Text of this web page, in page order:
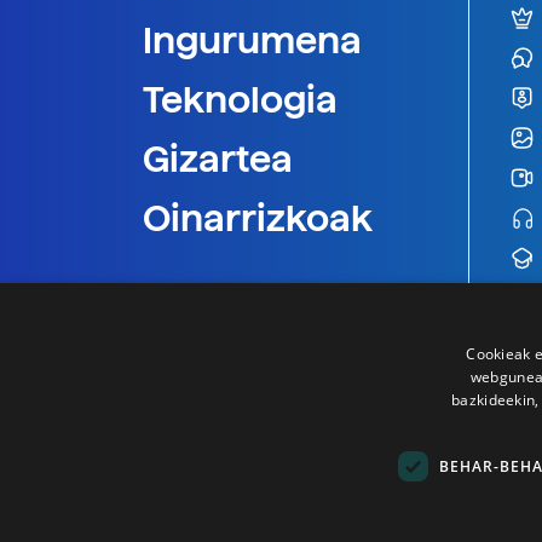
Ingurumena
Teknologia
Gizartea
Oinarrizkoak
Cookieak
BEHAR-